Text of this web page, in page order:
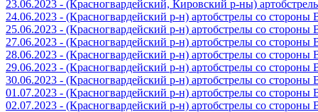
23.06.2023 - (Красногвардейский, Кировский р-ны)
24.06.2023 - (Красногвардейский р-н) артобстрелы со
25.06.2023 - (Красногвардейский р-н) артобстрелы со
27.06.2023 - (Красногвардейский р-н) артобстрелы со
28.06.2023 - (Красногвардейский р-н) артобстрелы со
29.06.2023 - (Красногвардейский р-н) артобстрелы со
30.06.2023 - (Красногвардейский р-н) артобстрелы со
01.07.2023 - (Красногвардейский р-н) артобстрелы со
02.07.2023 - (Красногвардейский р-н) артобстрелы со